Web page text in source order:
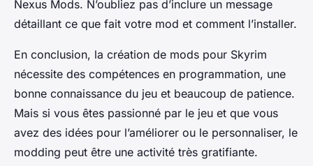
Nexus Mods. N’oubliez pas d’inclure un message
détaillant ce que fait votre mod et comment l’installer.
En conclusion, la création de mods pour Skyrim
nécessite des compétences en programmation, une
bonne connaissance du jeu et beaucoup de patience.
Mais si vous êtes passionné par le jeu et que vous
avez des idées pour l’améliorer ou le personnaliser, le
modding peut être une activité très gratifiante.